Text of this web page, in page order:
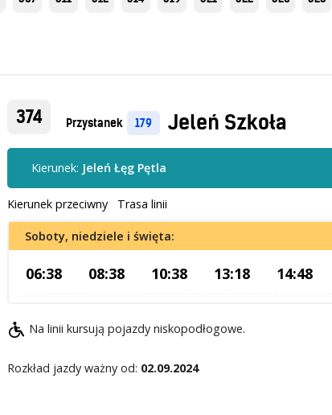
374 Przystanek 179 Jeleń Szkoła
Kierunek: Jeleń Łęg Pętla
Kierunek przeciwny Trasa linii
Soboty, niedziele i święta:
06:38 08:38 10:38 13:18 14:48
Na linii kursują pojazdy niskopodłogowe.
Rozkład jazdy ważny od: 02.09.2024